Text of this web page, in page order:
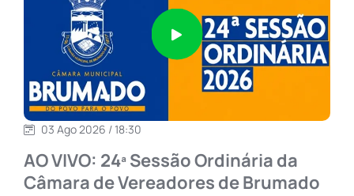
03 Ago 2026 / 18:30
AO VIVO: 24ª Sessão Ordinária da
Câmara de Vereadores de Brumado